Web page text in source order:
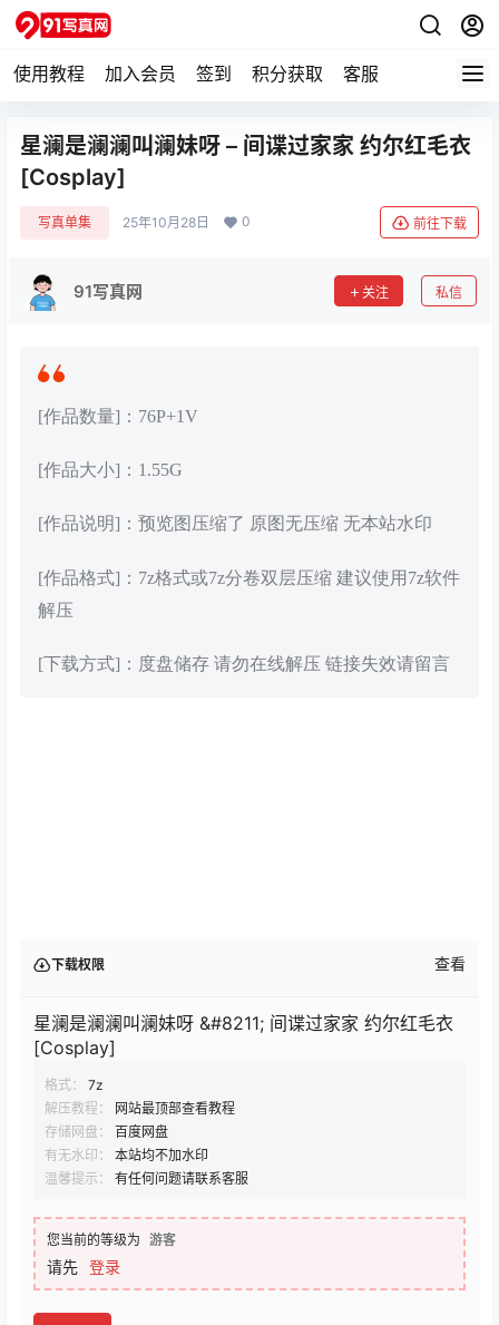
使用教程 加入会员 签到 积分获取 客服
星澜是澜澜叫澜妹呀 – 间谍过家家 约尔红毛衣
[Cosplay]
写真单集 25年10月28日 0 前往下载
91写真网 关注 私信
[作品数量]：76P+1V
[作品大小]：1.55G
[作品说明]：预览图压缩了 原图无压缩 无本站水印
[作品格式]：7z格式或7z分卷双层压缩 建议使用7z软件
解压
[下载方式]：度盘储存 请勿在线解压 链接失效请留言
下载权限 查看
星澜是澜澜叫澜妹呀 &#8211; 间谍过家家 约尔红毛衣
[Cosplay]
格式：
7z
解压教程：
网站最顶部查看教程
存储网盘：
百度网盘
有无水印：
本站均不加水印
温馨提示：
有任何问题请联系客服
您当前的等级为 游客
请先 登录